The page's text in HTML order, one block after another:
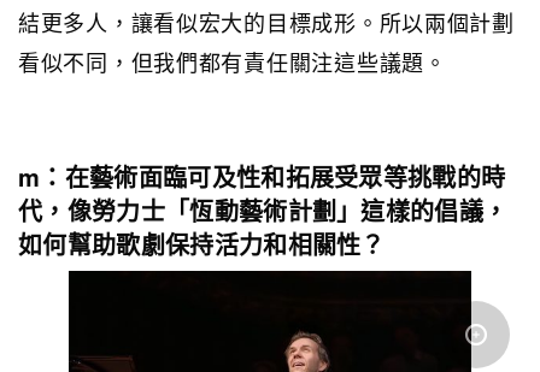
結更多人，讓看似宏大的目標成形。所以兩個計劃
看似不同，但我們都有責任關注這些議題。
m：在藝術面臨可及性和拓展受眾等挑戰的時
代，像勞力士「恆動藝術計劃」這樣的倡議，
如何幫助歌劇保持活力和相關性？